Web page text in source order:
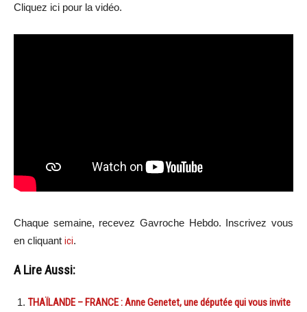
Cliquez ici pour la vidéo.
Chaque semaine, recevez Gavroche Hebdo. Inscrivez vous
en cliquant ici.
A Lire Aussi:
THAÏLANDE – FRANCE : Anne Genetet, une députée qui vous invite